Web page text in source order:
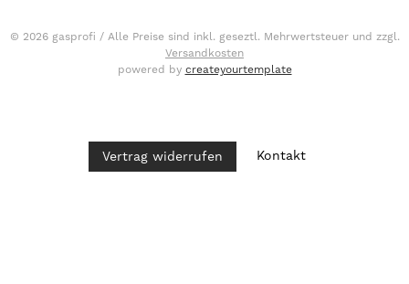
© 2026 gasprofi / Alle Preise sind inkl. geseztl. Mehrwertsteuer und zzgl.
Versandkosten
powered by createyourtemplate
Vertrag widerrufen Kontakt